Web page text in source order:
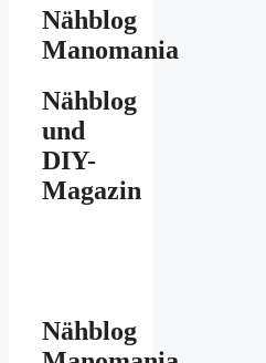
Nähblog
Manomania
Nähblog
und
DIY-
Magazin
Nähblog